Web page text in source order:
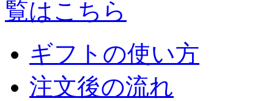
ギフトの使い方
注文後の流れ